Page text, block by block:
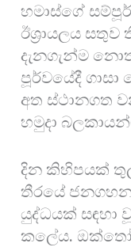
හමාස්ගේ
ඊශ්‍රායලය
දැනගැන්ම
පූර්වයේදී
අත ස්ථානගත
හමුදා
දින කිහිපයක්
තීරයේ
යුද්ධයක් සඳහා
කලේය.